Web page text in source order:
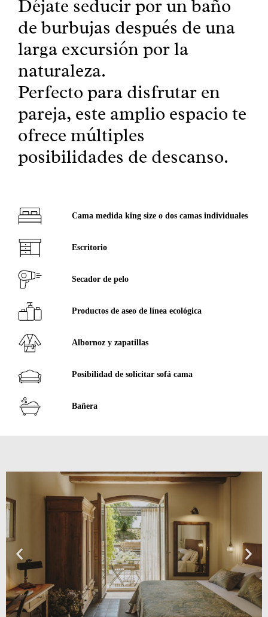
Déjate seducir por un baño
de burbujas después de una
larga excursión por la
naturaleza.
Perfecto para disfrutar en
pareja, este amplio espacio te
ofrece múltiples
posibilidades de descanso.
Cama medida king size o dos camas individuales
Escritorio
Secador de pelo
Productos de aseo de línea ecológica
Albornoz y zapatillas
Posibilidad de solicitar sofá cama
Bañera